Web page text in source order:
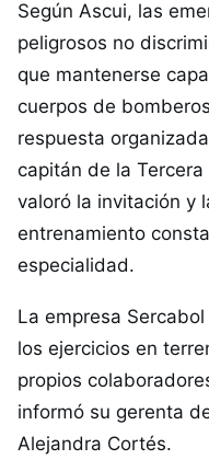
Según Ascui, las
peligrosos no
que mantenerse
cuerpos de
respuesta
capitán de la
valoró la invitación y
entrenamiento
especialidad.
La empresa
los ejercicios en
propios
informó su gerenta
Alejandra Cortés.